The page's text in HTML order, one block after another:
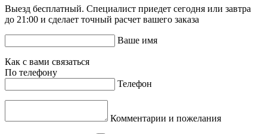
Выезд бесплатный. Специалист приедет сегодня или завтра
до 21:00 и сделает точный расчет вашего заказа
Ваше имя
Как с вами связаться
По телефону
Телефон
Комментарии и пожелания